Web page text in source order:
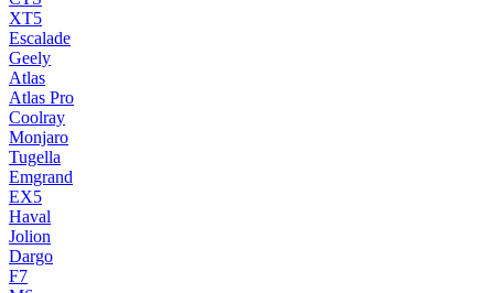
XT5
Escalade
Geely
Atlas
Atlas Pro
Coolray
Monjaro
Tugella
Emgrand
EX5
Haval
Jolion
Dargo
F7